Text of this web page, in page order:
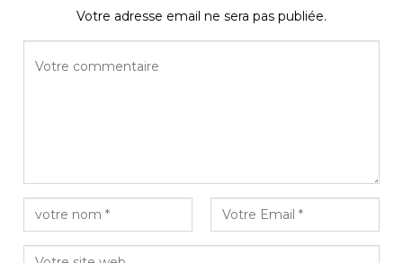
Votre adresse email ne sera pas publiée.